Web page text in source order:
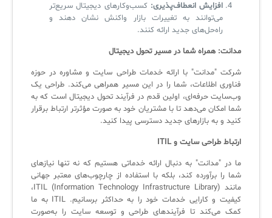
افزایش انعطاف‌پذیری: کسب‌وکارهای دیجیتال سریع‌تر
می‌توانند به تغییرات بازار واکنش نشان دهند و
راه‌حل‌های جدید ارائه کنند.
مدانت: همراه شما در مسیر تحول دیجیتال
شرکت "مدانت" با ارائه خدمات طراحی سایت و مشاوره در حوزه
فناوری اطلاعات، شما را در این مسیر همراهی می‌کند. طراحی یک
وب‌سایت حرفه‌ای، اولین قدم در فرآیند تحول دیجیتال است که به
شما امکان می‌دهد تا با مشتریان خود به صورت مؤثرتر ارتباط برقرار
کنید و به بازارهای جدید دسترسی پیدا کنید.
ارتباط طراحی سایت و ITIL
ما در "مدانت" به دنبال ارائه خدماتی هستیم که نه تنها نیازهای
شما را برآورده کند، بلکه با استفاده از چارچوب‌های معتبر جهانی
مانند ITIL (Information Technology Infrastructure Library)،
کیفیت و کارایی خدمات خود را به حداکثر برسانیم. ITIL به ما
کمک می‌کند تا فرآیندهای طراحی و توسعه سایت را به‌صورت